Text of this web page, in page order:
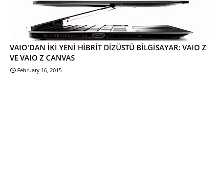
VAIO'DAN İKİ YENİ HİBRİT DİZÜSTÜ BİLGİSAYAR: VAIO Z
VE VAIO Z CANVAS
February 16, 2015